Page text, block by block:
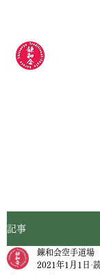
記事
錬和会空手道場
2021年1月1日